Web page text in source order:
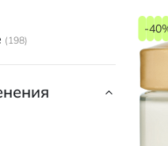
-
198